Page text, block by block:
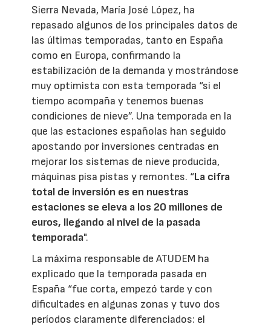
Sierra Nevada, María José López, ha
repasado algunos de los principales datos de
las últimas temporadas, tanto en España
como en Europa, confirmando la
estabilización de la demanda y mostrándose
muy optimista con esta temporada “si el
tiempo acompaña y tenemos buenas
condiciones de nieve”. Una temporada en la
que las estaciones españolas han seguido
apostando por inversiones centradas en
mejorar los sistemas de nieve producida,
máquinas pisa pistas y remontes. “La cifra
total de inversión es en nuestras
estaciones se eleva a los 20 millones de
euros, llegando al nivel de la pasada
temporada".
La máxima responsable de ATUDEM ha
explicado que la temporada pasada en
España “fue corta, empezó tarde y con
dificultades en algunas zonas y tuvo dos
períodos claramente diferenciados: el